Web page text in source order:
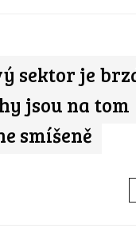
sektor je
jsou na tom
smíšeně